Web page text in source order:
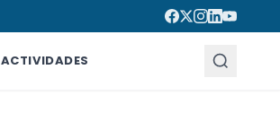
ACTIVIDADES